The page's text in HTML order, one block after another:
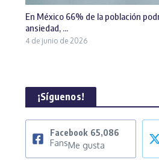
En México 66% de la población
ansiedad, ...
4 de junio de 2026
¡Síguenos!
Facebook 65,086
FansMe gusta